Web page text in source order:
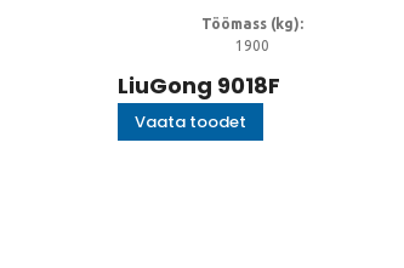
Töömass (kg):
1900
LiuGong 9018F
Vaata toodet